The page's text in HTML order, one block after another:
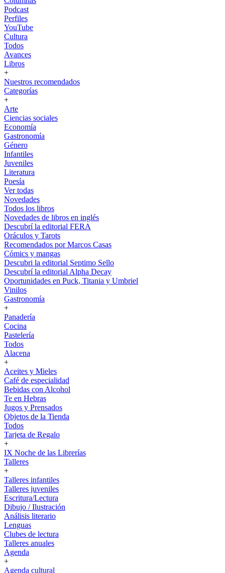
Podcast
Perfiles
YouTube
Cultura
Todos
Avances
Libros
+
Nuestros recomendados
Categorías
+
Arte
Ciencias sociales
Economía
Gastronomía
Género
Infantiles
Juveniles
Literatura
Poesía
Ver todas
Novedades
Todos los libros
Novedades de libros en inglés
Descubrí la editorial FERA
Oráculos y Tarots
Recomendados por Marcos Casas
Cómics y mangas
Descubri la editorial Septimo Sello
Descubrí la editorial Alpha Decay
Oportunidades en Puck, Titania y Umbriel
Vinilos
Gastronomía
+
Panadería
Cocina
Pastelería
Todos
Alacena
+
Aceites y Mieles
Café de especialidad
Bebidas con Alcohol
Te en Hebras
Jugos y Prensados
Objetos de la Tienda
Todos
Tarjeta de Regalo
+
IX Noche de las Librerías
Talleres
+
Talleres infantiles
Talleres juveniles
Escritura/Lectura
Dibujo / Ilustración
Análisis literario
Lenguas
Clubes de lectura
Talleres anuales
Agenda
+
Agenda cultural